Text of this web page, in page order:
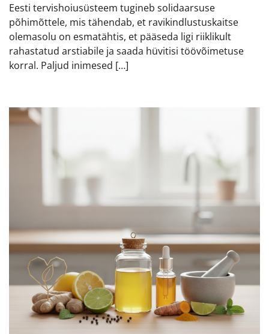
Eesti tervishoiusüsteem tugineb solidaarsuse
põhimõttele, mis tähendab, et ravikindlustuskaitse
olemasolu on esmatähtis, et pääseda ligi riiklikult
rahastatud arstiabile ja saada hüvitisi töövõimetuse
korral. Paljud inimesed […]